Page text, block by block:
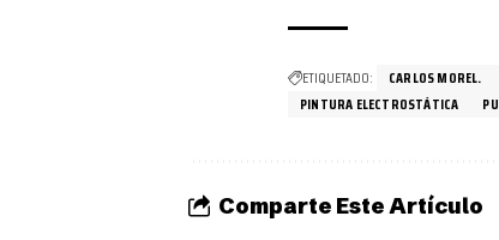
ETIQUETADO: CARLOS MOREL.
PINTURA ELECTROSTÁTICA
Comparte Este Artículo